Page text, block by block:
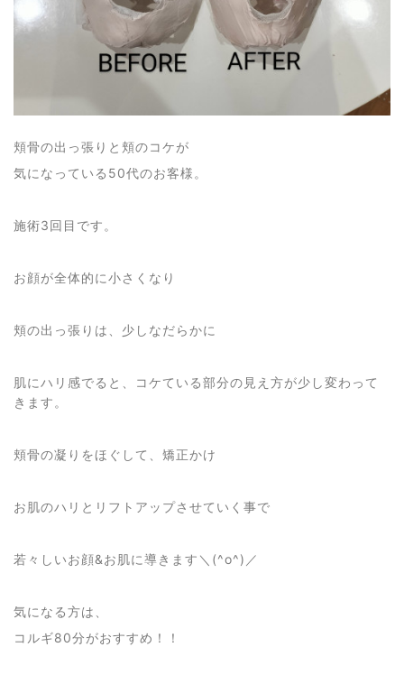
頬骨の出っ張りと頬のコケが
気になっている50代のお客様。
施術3回目です。
お顔が全体的に小さくなり
頬の出っ張りは、少しなだらかに
肌にハリ感でると、コケている部分の見え方が少し変わって
きます。
頬骨の凝りをほぐして、矯正かけ
お肌のハリとリフトアップさせていく事で
若々しいお顔&お肌に導きます＼(^o^)／
気になる方は、
コルギ80分がおすすめ！！